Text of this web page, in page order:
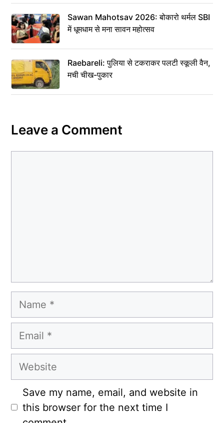
Sawan Mahotsav 2026: बोकारो थर्मल SBI
में धूमधाम से मना सावन महोत्सव
Raebareli: पुलिया से टकराकर पलटी स्कूली वैन,
मची चीख-पुकार
Leave a Comment
Name
Email
Website
Save my name, email, and website in
this browser for the next time I